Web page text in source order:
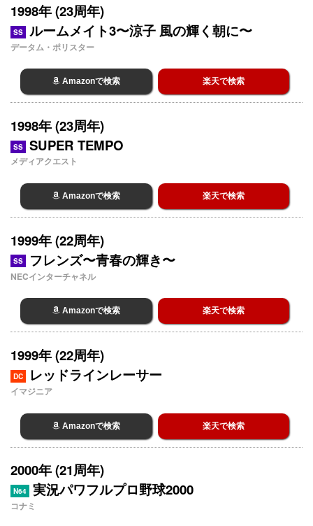
1998年 (23周年)
SS ルームメイト3〜涼子 風の輝く朝に〜
データム・ポリスター
Amazonで検索 楽天で検索
1998年 (23周年)
SS SUPER TEMPO
メディアクエスト
Amazonで検索 楽天で検索
1999年 (22周年)
SS フレンズ〜青春の輝き〜
NECインターチャネル
Amazonで検索 楽天で検索
1999年 (22周年)
DC レッドラインレーサー
イマジニア
Amazonで検索 楽天で検索
2000年 (21周年)
N64 実況パワフルプロ野球2000
コナミ